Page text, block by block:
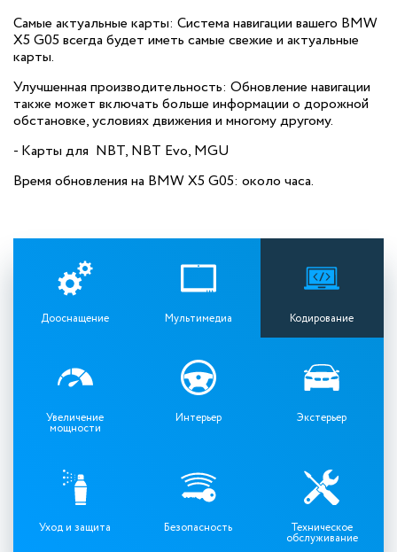
Самые актуальные карты: Система навигации вашего BMW
X5 G05 всегда будет иметь самые свежие и актуальные
карты.
Улучшенная производительность: Обновление навигации
также может включать больше информации о дорожной
обстановке, условиях движения и многому другому.
- Карты для NBT, NBT Evo, MGU
Время обновления на BMW X5 G05: около часа.
Дооснащение Мультимедиа Кодирование
Увеличение
мощности
Интерьер Экстерьер
Уход и защита Безопасность Техническое
обслуживание